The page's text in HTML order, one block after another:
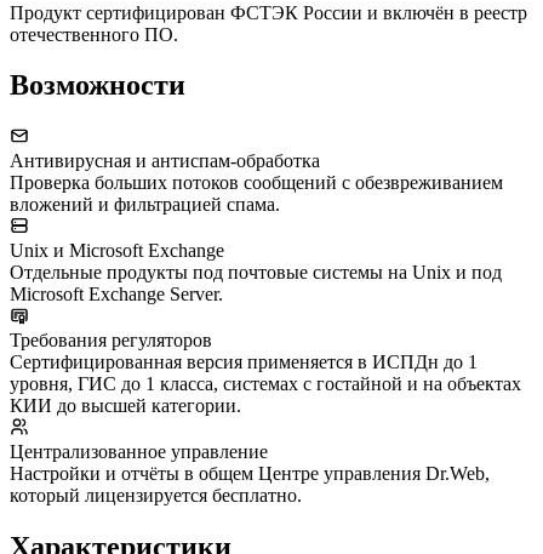
Продукт сертифицирован ФСТЭК России и включён в реестр
отечественного ПО.
Возможности
Антивирусная и антиспам-обработка
Проверка больших потоков сообщений с обезвреживанием
вложений и фильтрацией спама.
Unix и Microsoft Exchange
Отдельные продукты под почтовые системы на Unix и под
Microsoft Exchange Server.
Требования регуляторов
Сертифицированная версия применяется в ИСПДн до 1
уровня, ГИС до 1 класса, системах с гостайной и на объектах
КИИ до высшей категории.
Централизованное управление
Настройки и отчёты в общем Центре управления Dr.Web,
который лицензируется бесплатно.
Характеристики